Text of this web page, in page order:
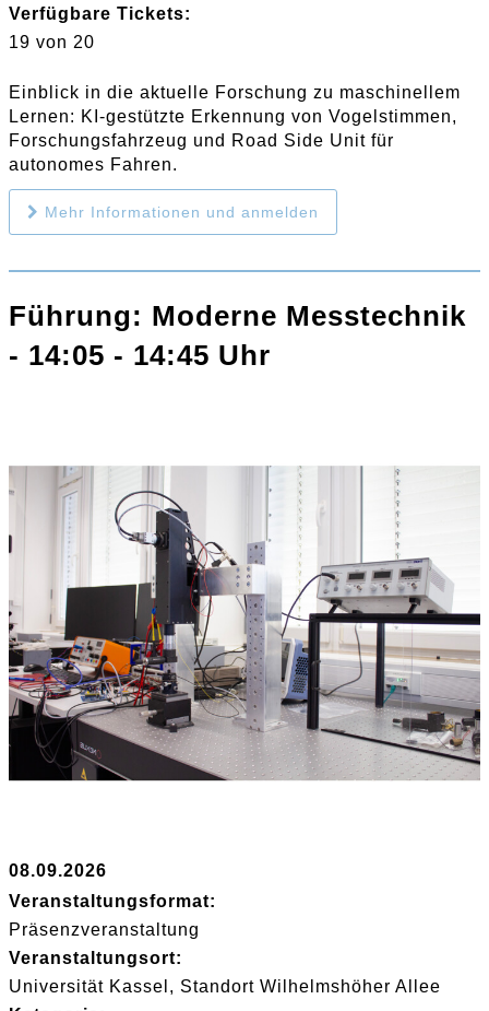
Verfügbare Tickets:
19 von 20
Einblick in die aktuelle Forschung zu maschinellem
Lernen: KI-gestützte Erkennung von Vogelstimmen,
Forschungsfahrzeug und Road Side Unit für
autonomes Fahren.
Mehr Informationen und anmelden
Führung: Moderne Messtechnik
- 14:05 - 14:45 Uhr
08.09.2026
Veranstaltungsformat:
Präsenzveranstaltung
Veranstaltungsort:
Universität Kassel, Standort Wilhelmshöher Allee